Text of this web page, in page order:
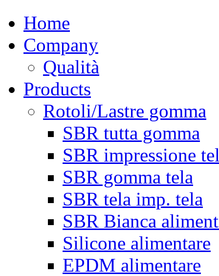
Home
Company
Qualità
Products
Rotoli/Lastre gomma
SBR tutta gomma
SBR impressione
SBR gomma tela
SBR tela imp. tela
SBR Bianca
Silicone alimentare
EPDM alimentare